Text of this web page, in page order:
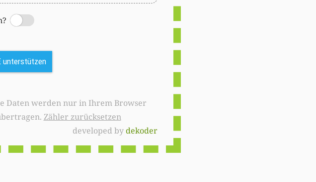
unterstützen
Zähler zurücksetzen
developed bydekoder